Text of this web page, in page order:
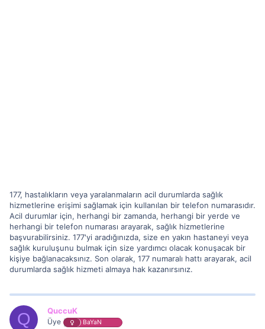
177, hastalıkların veya yaralanmaların acil durumlarda sağlık
hizmetlerine erişimi sağlamak için kullanılan bir telefon numarasıdır.
Acil durumlar için, herhangi bir zamanda, herhangi bir yerde ve
herhangi bir telefon numarası arayarak, sağlık hizmetlerine
başvurabilirsiniz. 177'yi aradığınızda, size en yakın hastaneyi veya
sağlık kuruluşunu bulmak için size yardımcı olacak konuşacak bir
kişiye bağlanacaksınız. Son olarak, 177 numaralı hattı arayarak, acil
durumlarda sağlık hizmeti almaya hak kazanırsınız.
Q QuccuK
Üye BaYaN